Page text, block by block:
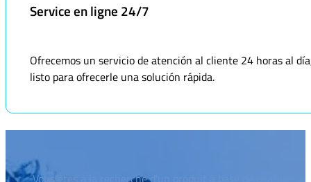
Service en ligne 24/7
Ofrecemos un servicio de atención al cliente 24 horas al
listo para ofrecerle una solución rápida.